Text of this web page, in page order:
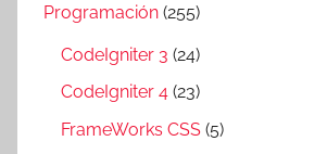
Programación (255)
CodeIgniter 3 (24)
CodeIgniter 4 (23)
FrameWorks CSS (5)